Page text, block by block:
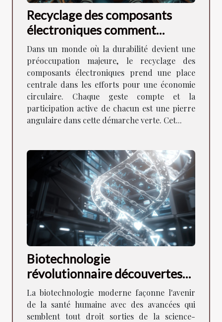
Recyclage des composants
électroniques comment
participer à l'économie
circulaire
Dans un monde où la durabilité devient une
préoccupation majeure, le recyclage des
composants électroniques prend une place
centrale dans les efforts pour une économie
circulaire. Chaque geste compte et la
participation active de chacun est une pierre
angulaire dans cette démarche verte. Cet...
Biotechnologie
révolutionnaire découvertes
récentes et leur impact sur la
santé humaine
La biotechnologie moderne façonne l'avenir
de la santé humaine avec des avancées qui
semblent tout droit sorties de la science-